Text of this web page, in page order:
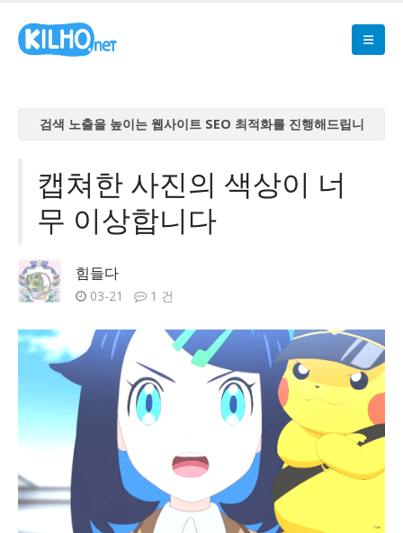
검색 노출을 높이는 웹사이트 SEO 최적화를 진행해드립니
검색 노출을 높이는 웹사이트 SEO 최적화를 진행해드립니
다
검색 노출을 높이는 웹사이트 SEO 최적화를 진행해드립니
검색 노출을 높이는 웹사이트 SEO 최적화를 진행해드립니
다
캡쳐한 사진의 색상이 너
무 이상합니다
힘들다
03-21 1 건